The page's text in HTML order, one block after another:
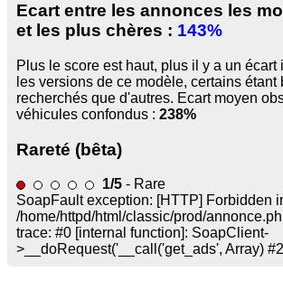
Ecart entre les annonces les
et les plus chères : 143%
Plus le score est haut, plus il y a un écart
les versions de ce modèle, certains
recherchés que d'autres. Ecart moyen
véhicules confondus : 238%
Rareté (bêta)
1/5 - Rare
SoapFault exception: [HTTP] Forbidden
/home/httpd/html/classic/prod/
trace: #0 [internal function]: SoapClient-
>__doRequest(' __call('get_ads', Array)